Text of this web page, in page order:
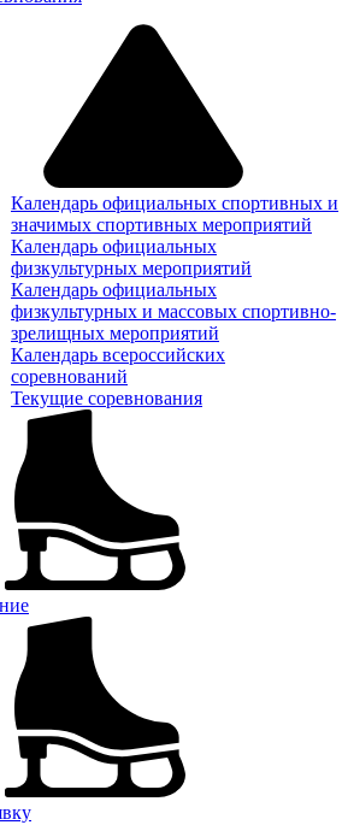
Календарь официальных спортивных и
значимых спортивных мероприятий
Календарь официальных
физкультурных мероприятий
Календарь официальных
физкультурных и массовых спортивно-
зрелищных мероприятий
Календарь всероссийских
соревнований
Текущие соревнования